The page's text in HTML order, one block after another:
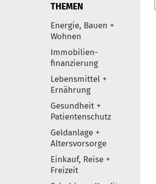
Elemente
THEMEN
Energie, Bauen +
Wohnen
Immobilien-
finanzierung
Lebensmittel +
Ernährung
Gesundheit +
Patientenschutz
Geldanlage +
Altersvorsorge
Einkauf, Reise +
Freizeit